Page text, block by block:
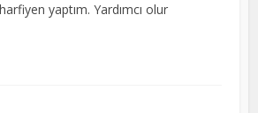
yaptım. Yardımcı olur